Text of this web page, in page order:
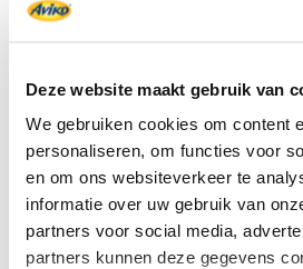
Deze website maakt gebruik van
We gebruiken cookies om content
personaliseren, om functies voor
en om ons websiteverkeer te
informatie over uw gebruik van
partners voor social media,
partners kunnen deze gegevens
Pureeballen met gehakt, groenten
Recept >